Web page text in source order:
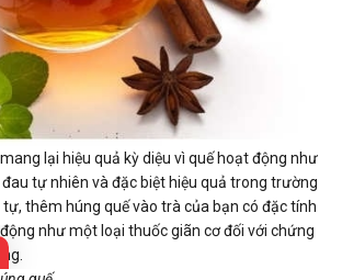
lại hiệu quả kỳ diệu vì quế hoạt động như
tự nhiên và đặc biệt hiệu quả trong trường
thêm húng quế vào trà của bạn có đặc tính
như một loại thuốc giãn cơ đối với chứng